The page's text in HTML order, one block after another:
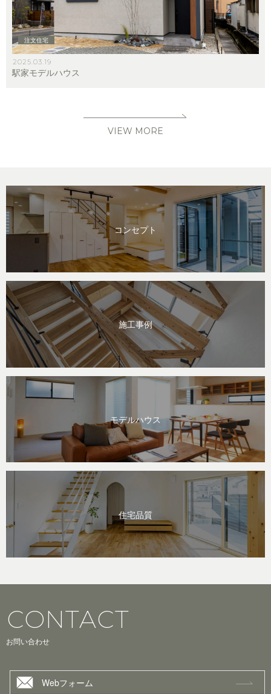
注文住宅
2025.03.19
駅家モデルハウス
VIEW MORE
コンセプト
施工事例
モデルハウス
住宅品質
CONTACT
お問い合わせ
Webフォーム